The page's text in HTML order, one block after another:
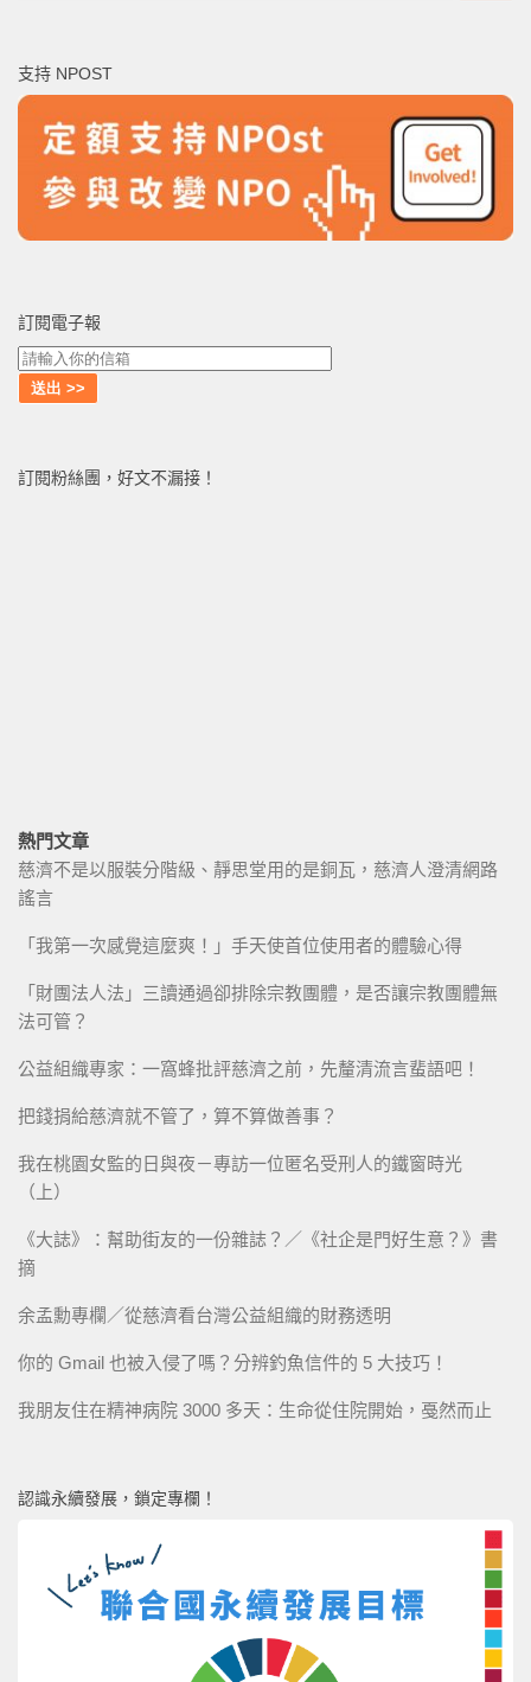
字:
支持 NPOST
訂閱電子報
訂閱粉絲團，好文不漏接！
熱門文章
慈濟不是以服裝分階級、靜思堂用的是銅瓦，慈濟人澄清網路
謠言
「我第一次感覺這麼爽！」手天使首位使用者的體驗心得
「財團法人法」三讀通過卻排除宗教團體，是否讓宗教團體無
法可管？
公益組織專家：一窩蜂批評慈濟之前，先釐清流言蜚語吧！
把錢捐給慈濟就不管了，算不算做善事？
我在桃園女監的日與夜－專訪一位匿名受刑人的鐵窗時光
（上）
《大誌》：幫助街友的一份雜誌？／《社企是門好生意？》書
摘
余孟勳專欄／從慈濟看台灣公益組織的財務透明
你的 Gmail 也被入侵了嗎？分辨釣魚信件的 5 大技巧！
我朋友住在精神病院 3000 多天：生命從住院開始，戞然而止
認識永續發展，鎖定專欄！